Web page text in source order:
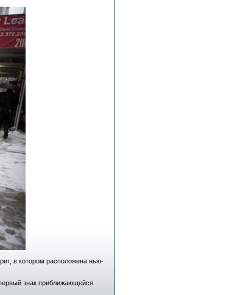
в котором расположена нью-
знак приближающейся